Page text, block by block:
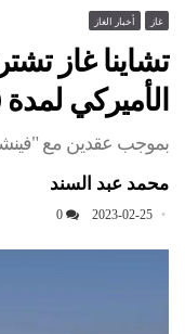
غاز أخبار الغاز
تشاينا غاز
الأميركي لمدة 20 عامًا
بموجب عقدين مع
محمد عبد السند
2023-02-25
0